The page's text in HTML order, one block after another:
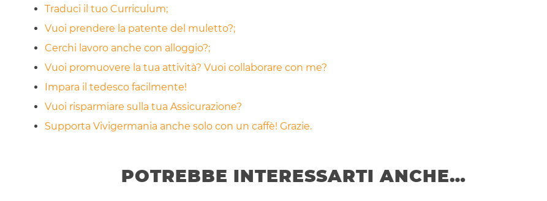
Traduci il tuo Curriculum;
Vuoi prendere la patente del muletto?;
Cerchi lavoro anche con alloggio?;
Vuoi promuovere la tua attività? Vuoi collaborare con me?
Impara il tedesco facilmente!
Vuoi risparmiare sulla tua Assicurazione?
Supporta Vivigermania anche solo con un caffè! Grazie.
POTREBBE INTERESSARTI ANCHE…